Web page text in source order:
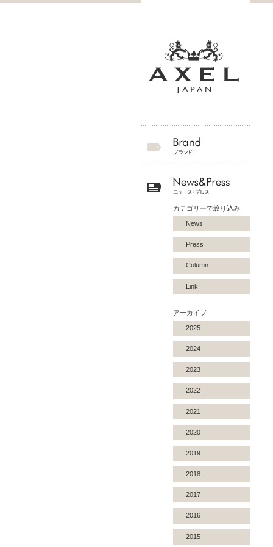
カテゴリーで絞り込み
News
Press
Column
Link
アーカイブ
2025
2024
2023
2022
2021
2020
2019
2018
2017
2016
2015